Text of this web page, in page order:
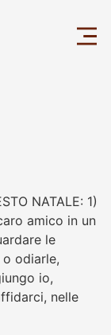
NATALE: 1)
amico in un
le
odiarle,
io,
nelle